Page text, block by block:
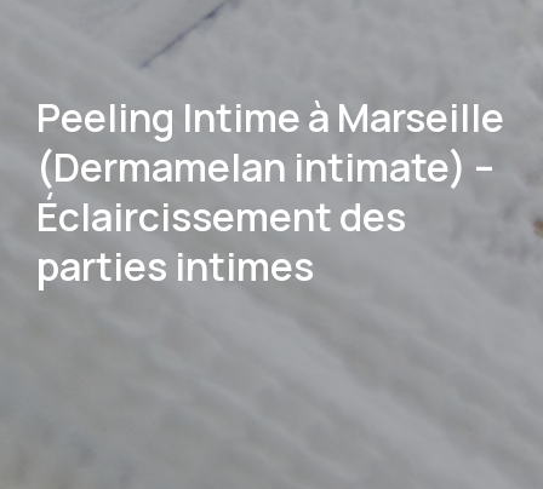
Peeling Intime à Marseille
(Dermamelan intimate) –
Éclaircissement des
parties intimes